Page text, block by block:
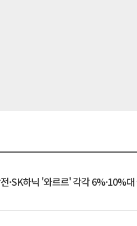
·SK하닉 '와르르' 각각 6%·10%대